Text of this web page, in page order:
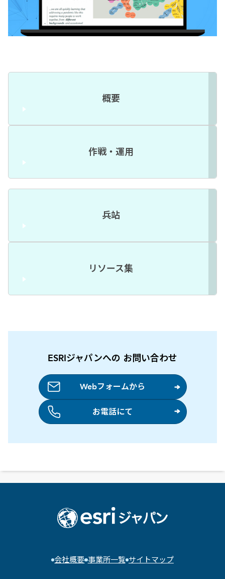
概要
作戦・運用
兵站
リソース集
ESRIジャパンへの お問い合わせ
Webフォームから
お電話にて
会社概要 事業所一覧 サイトマップ